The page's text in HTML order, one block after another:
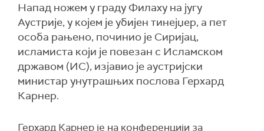
Напад ножем у граду Филаху на југу
Аустрије, у којем је убијен тинејџер, а пет
особа рањено, починио је Сиријац,
исламиста који је повезан с Исламском
државом (ИС), изјавио је аустријски
министар унутрашњих послова Герхард
Карнер.
Герхард Карнер је на конференцији за